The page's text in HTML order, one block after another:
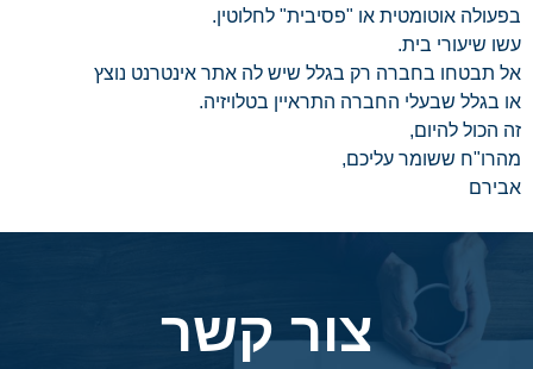
בפעולה אוטומטית או "פסיבית" לחלוטין.
עשו שיעורי בית.
אל תבטחו בחברה רק בגלל שיש לה אתר אינטרנט נוצץ
או בגלל שבעלי החברה התראיין בטלויזיה.
זה הכול להיום,
מהרו"ח ששומר עליכם,
אבירם
צור קשר